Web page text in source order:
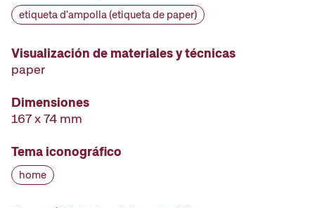
etiqueta d'ampolla (etiqueta de paper)
Visualización de materiales y técnicas
paper
Dimensiones
167 x 74 mm
Tema iconográfico
home